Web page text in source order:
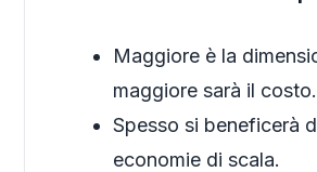
Maggiore è la
maggiore sarà il costo.
Spesso si beneficerà
economie di scala.